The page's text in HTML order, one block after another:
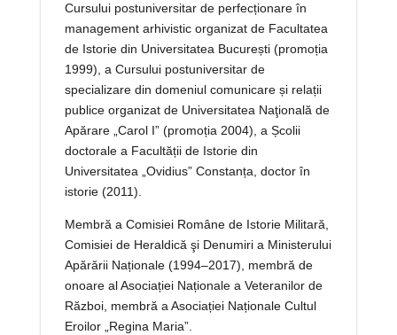
Cursului postuniversitar de perfecționare în
management arhivistic organizat de Facultatea
de Istorie din Universitatea București (promoția
1999), a Cursului postuniversitar de
specializare din domeniul comunicare și relații
publice organizat de Universitatea Naţională de
Apărare „Carol I” (promoția 2004), a Școlii
doctorale a Facultății de Istorie din
Universitatea „Ovidius” Constanța, doctor în
istorie (2011).
Membră a Comisiei Române de Istorie Militară,
Comisiei de Heraldică şi Denumiri a Ministerului
Apărării Naționale (1994–2017), membră de
onoare al Asociației Naționale a Veteranilor de
Război, membră a Asociației Naționale Cultul
Eroilor „Regina Maria”.